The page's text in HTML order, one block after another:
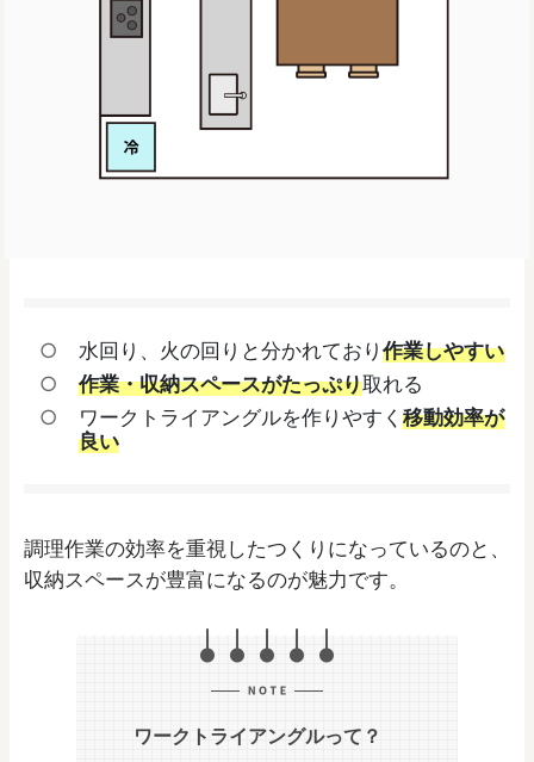
水回り、火の回りと分かれており作業しやすい
作業・収納スペースがたっぷり取れる
ワークトライアングルを作りやすく移動効率が
良い
調理作業の効率を重視したつくりになっているのと、
収納スペースが豊富になるのが魅力です。
ワークトライアングルって？